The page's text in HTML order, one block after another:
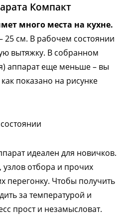
Компакт
много места на кухне.
25 см. В рабочем состоянии
вытяжку. В собранном
аппарат еще меньше – вы
показано на рисунке
идеален для новичков.
отбора и прочих
перегонку. Чтобы получить
за температурой и
прост и незамысловат.